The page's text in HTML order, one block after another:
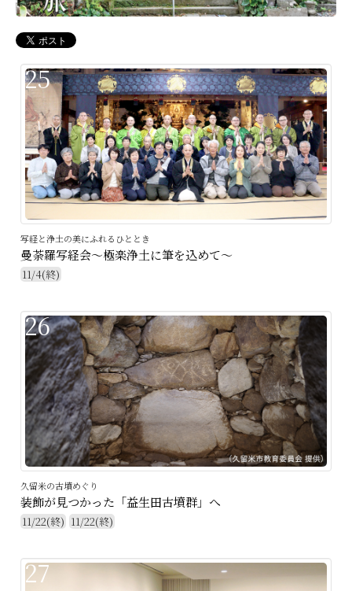
25
写経と浄土の美にふれるひととき
曼荼羅写経会～極楽浄土に筆を込めて～
11/4(終)
26
久留米の古墳めぐり
装飾が見つかった「益生田古墳群」へ
11/22(終) 11/22(終)
27